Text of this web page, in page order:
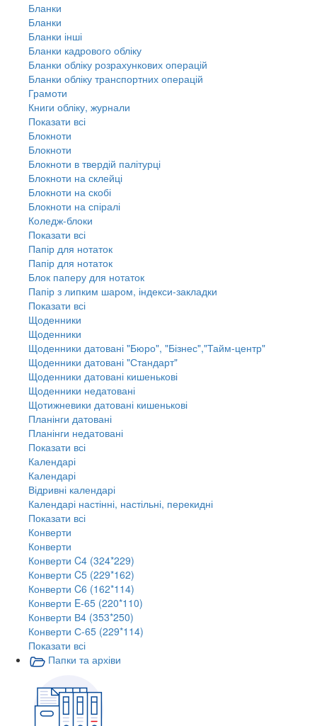
Бланки
Бланки
Бланки інші
Бланки кадрового обліку
Бланки обліку розрахункових операцій
Бланки обліку транспортних операцій
Грамоти
Книги обліку, журнали
Показати всі
Блокноти
Блокноти
Блокноти в твердій палітурці
Блокноти на склейці
Блокноти на скобі
Блокноти на спіралі
Коледж-блоки
Показати всі
Папір для нотаток
Папір для нотаток
Блок паперу для нотаток
Папір з липким шаром, індекси-закладки
Показати всі
Щоденники
Щоденники
Щоденники датовані "Бюро", "Бізнес","Тайм-центр"
Щоденники датовані "Стандарт"
Щоденники датовані кишенькові
Щоденники недатовані
Щотижневики датовані кишенькові
Планінги датовані
Планінги недатовані
Показати всі
Календарі
Календарі
Відривні календарі
Календарі настінні, настільні, перекидні
Показати всі
Конверти
Конверти
Конверти C4 (324*229)
Конверти C5 (229*162)
Конверти C6 (162*114)
Конверти E-65 (220*110)
Конверти В4 (353*250)
Конверти С-65 (229*114)
Показати всі
Папки та архіви